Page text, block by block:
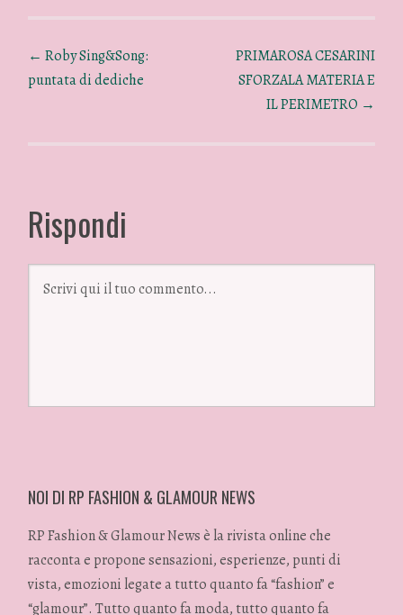
← Roby Sing&Song:
puntata di dediche
PRIMAROSA CESARINI
SFORZALA MATERIA E
IL PERIMETRO →
Rispondi
NOI DI RP FASHION & GLAMOUR NEWS
RP Fashion & Glamour News è la rivista online che
racconta e propone sensazioni, esperienze, punti di
vista, emozioni legate a tutto quanto fa “fashion” e
“glamour”. Tutto quanto fa moda, tutto quanto fa